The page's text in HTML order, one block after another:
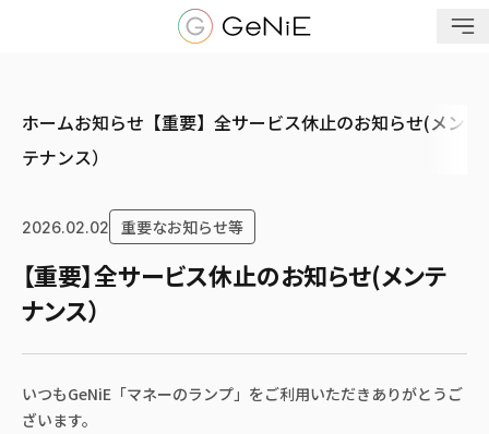
ホームお知らせ 【重要】全サービス休止のお知らせ(メン
テナンス）
2026.02.02 重要なお知らせ等
【重要】全サービス休止のお知らせ(メンテ
ナンス）
いつもGeNiE「マネーのランプ」をご利用いただきありがとうご
ざいます。